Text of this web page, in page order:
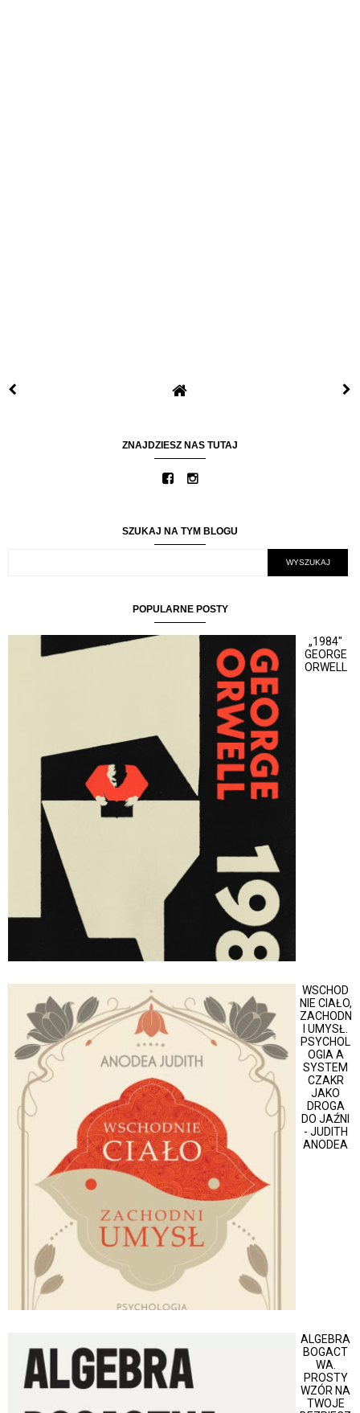
ZNAJDZIESZ NAS TUTAJ
SZUKAJ NA TYM BLOGU
POPULARNE POSTY
„1984"
GEORGE
ORWELL
WSCHOD
NIE CIAŁO,
ZACHODN
I UMYSŁ.
PSYCHOL
OGIA A
SYSTEM
CZAKR
JAKO
DROGA
DO JAŹNI
- JUDITH
ANODEA
ALGEBRA
BOGACT
WA.
PROSTY
WZÓR NA
TWOJE